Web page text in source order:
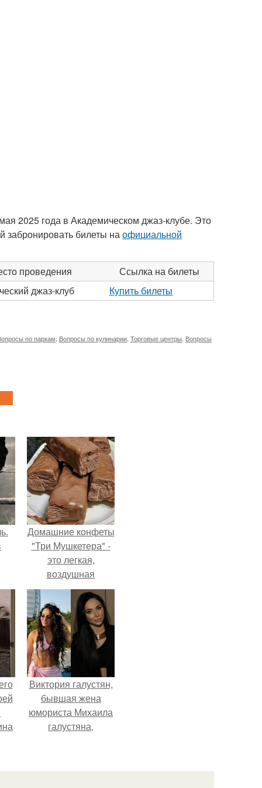
2025 года в Академическом джаз-клубе. Это
забронировать билеты наофициальной
проведения
Ссылка на билеты
джаз-клуб
Купить билеты
по паркам Вопросы по кулинарии Торговые центры Вопросы
Домашние конфеты
"Три Мушкетера" -
это легкая,
воздушная
шоколадная нуга,
покрытая
молочным
шоколадом.
Виктория галустян,
бывшая жена
юмориста Михаила
галустяна,
последствиях